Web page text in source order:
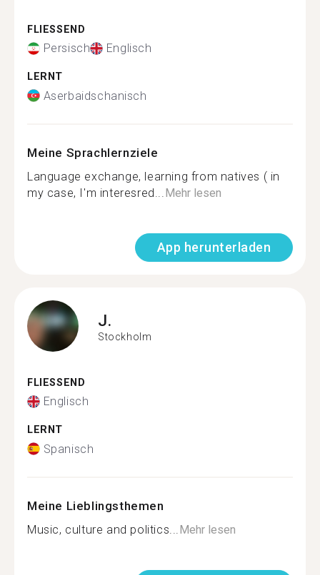
FLIESSEND
Persisch Englisch
LERNT
Aserbaidschanisch
Meine Sprachlernziele
Language exchange, learning from natives ( in
my case, I'm interesred... Mehr lesen
App herunterladen
J.
Stockholm
FLIESSEND
Englisch
LERNT
Spanisch
Meine Lieblingsthemen
Music, culture and politics... Mehr lesen